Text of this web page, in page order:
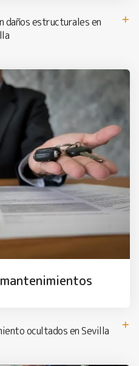
daños estructurales en
ocultados en Sevilla